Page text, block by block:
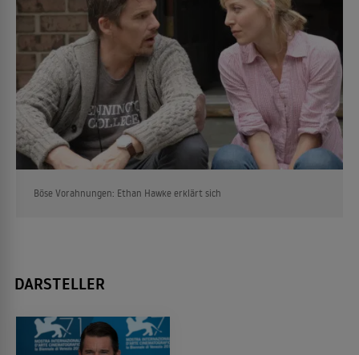
Böse Vorahnungen: Ethan Hawke erklärt sich
DARSTELLER